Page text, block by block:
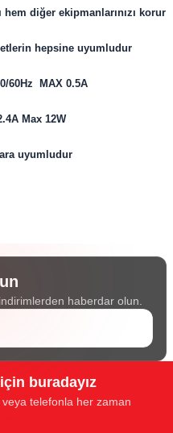
diğer ekipmanlarınızı korur
hepsine uyumludur
60Hz MAX 0.5A
Max 12W
uyumludur
haberdar olun.
buradayız
veya telefonla her zaman